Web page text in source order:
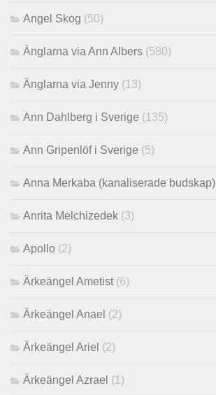
Angel Skog (50)
Änglarna via Ann Albers (580)
Änglarna via Jenny (13)
Ann Dahlberg i Sverige (135)
Ann Gripenlöf i Sverige (5)
Anna Merkaba (kanaliserade budskap)
Anrita Melchizedek (3)
Apollo (2)
Ärkeängel Ametist (6)
Ärkeängel Anael (2)
Ärkeängel Ariel (2)
Ärkeängel Azrael (1)